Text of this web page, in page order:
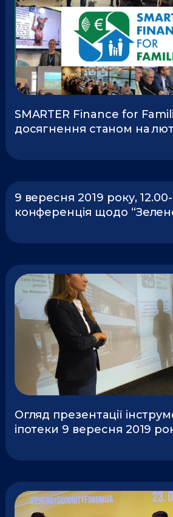
SMARTER Finance for
досягнення станом на
9 вересня 2019 року,
конференція щодо
Огляд презентації
іпотеки 9 вересня 2019